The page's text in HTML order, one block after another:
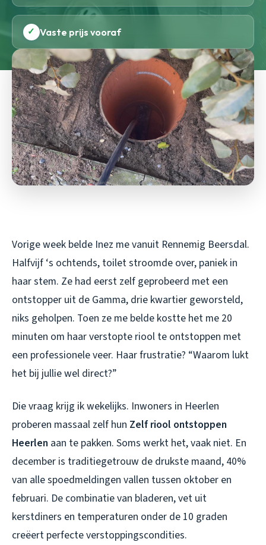
✓ Vaste prijs vooraf
Vorige week belde Inez me vanuit Rennemig Beersdal.
Halfvijf ‘s ochtends, toilet stroomde over, paniek in
haar stem. Ze had eerst zelf geprobeerd met een
ontstopper uit de Gamma, drie kwartier geworsteld,
niks geholpen. Toen ze me belde kostte het me 20
minuten om haar verstopte riool te ontstoppen met
een professionele veer. Haar frustratie? “Waarom lukt
het bij jullie wel direct?”
Die vraag krijg ik wekelijks. Inwoners in Heerlen
proberen massaal zelf hun Zelf riool ontstoppen
Heerlen aan te pakken. Soms werkt het, vaak niet. En
december is traditiegetrouw de drukste maand, 40%
van alle spoedmeldingen vallen tussen oktober en
februari. De combinatie van bladeren, vet uit
kerstdiners en temperaturen onder de 10 graden
creëert perfecte verstoppingscondities.